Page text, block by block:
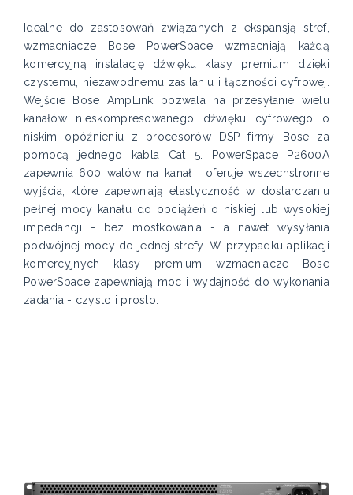
Idealne do zastosowań związanych z ekspansją stref,
wzmacniacze Bose PowerSpace wzmacniają każdą
komercyjną instalację dźwięku klasy premium dzięki
czystemu, niezawodnemu zasilaniu i łączności cyfrowej.
Wejście Bose AmpLink pozwala na przesyłanie wielu
kanałów nieskompresowanego dźwięku cyfrowego o
niskim opóźnieniu z procesorów DSP firmy Bose za
pomocą jednego kabla Cat 5. PowerSpace P2600A
zapewnia 600 watów na kanał i oferuje wszechstronne
wyjścia, które zapewniają elastyczność w dostarczaniu
pełnej mocy kanału do obciążeń o niskiej lub wysokiej
impedancji - bez mostkowania - a nawet wysyłania
podwójnej mocy do jednej strefy. W przypadku aplikacji
komercyjnych klasy premium wzmacniacze Bose
PowerSpace zapewniają moc i wydajność do wykonania
zadania - czysto i prosto.